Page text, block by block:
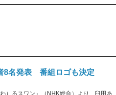
8名発表 番組ロゴも決定